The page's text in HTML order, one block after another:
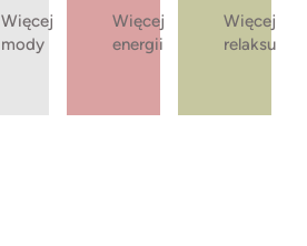
Więcej
mody
Więcej
energii
Więcej
relaksu